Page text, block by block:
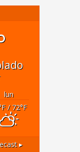
lun
/ 72°F
▸